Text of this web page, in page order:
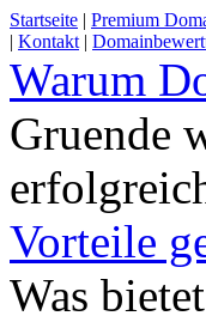
Startseite | Premium
| Kontakt |
Warum
Gruende
Vorteile
Was